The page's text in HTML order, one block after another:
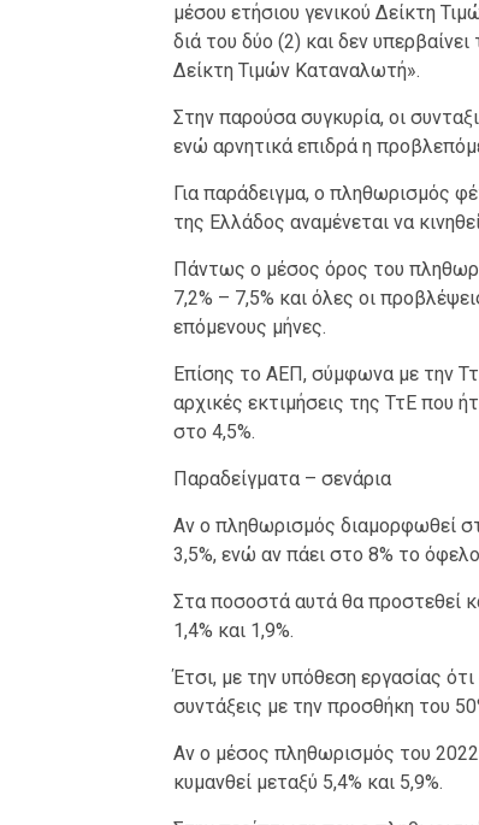
μέσου ετήσιου γενικού Δείκτη
διά του δύο (2) και δεν
Δείκτη Τιμών Καταναλωτή».
Στην παρούσα συγκυρία, οι
ενώ αρνητικά επιδρά η
Για παράδειγμα, ο πληθωρισμός
της Ελλάδος αναμένεται να
Πάντως ο μέσος όρος του
7,2% – 7,5% και όλες οι
επόμενους μήνες.
Επίσης το ΑΕΠ, σύμφωνα με την
αρχικές εκτιμήσεις της ΤτΕ που
στο 4,5%.
Παραδείγματα – σενάρια
Αν ο πληθωρισμός διαμορφωθεί
3,5%, ενώ αν πάει στο 8% το
Στα ποσοστά αυτά θα προστεθεί
1,4% και 1,9%.
Έτσι, με την υπόθεση εργασίας
συντάξεις με την προσθήκη του
Αν ο μέσος πληθωρισμός του
κυμανθεί μεταξύ 5,4% και 5,9%.